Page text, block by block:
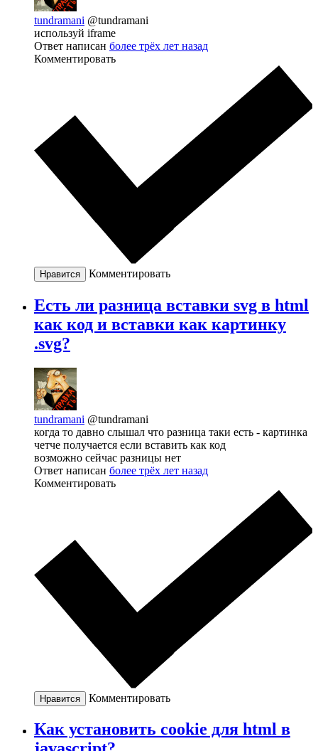
tundramani @tundramani
используй iframe
Ответ написан более трёх лет назад
Комментировать
Нравится Комментировать
Есть ли разница вставки svg в html
как код и вставки как картинку
.svg?
tundramani @tundramani
когда то давно слышал что разница таки есть - картинка
четче получается если вставить как код
возможно сейчас разницы нет
Ответ написан более трёх лет назад
Комментировать
Нравится Комментировать
Как установить cookie для html в